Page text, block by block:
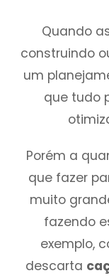
Quando
construindo
um
que tudo
Porém a
que fazer
muito
fazendo
exemplo,
descarta